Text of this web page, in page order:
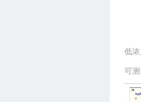
低
可